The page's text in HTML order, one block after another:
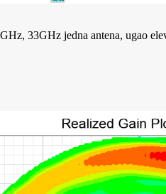
33GHz jedna antena, ugao